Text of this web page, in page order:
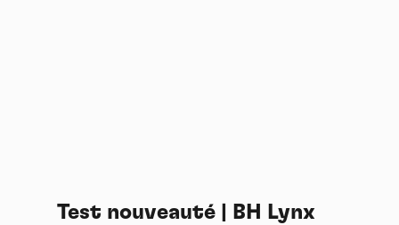
Test nouveauté | BH Lynx